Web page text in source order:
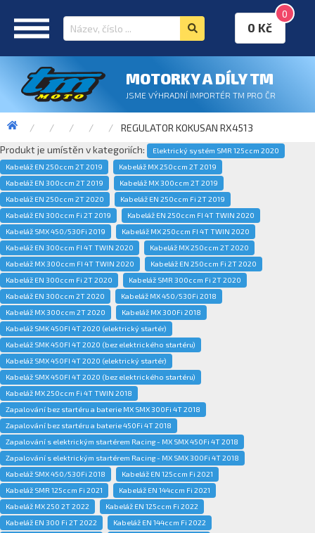
0
0 Kč
MOTORKY A DÍLY TM
JSME VÝHRADNÍ IMPORTÉR TM PRO ČR
REGULATOR KOKUSAN RX4513
Produkt je umístěn v kategoriích:
Elektrický systém SMR 125ccm 2020
Kabeláž EN 250ccm 2T 2019
Kabeláž MX 250ccm 2T 2019
Kabeláž EN 300ccm 2T 2019
Kabeláž MX 300ccm 2T 2019
Kabeláž EN 250ccm 2T 2020
Kabeláž EN 250ccm Fi 2T 2019
Kabeláž EN 300ccm Fi 2T 2019
Kabeláž EN 250ccm FI 4T TWIN 2020
Kabeláž SMX 450/530Fi 2019
Kabeláž MX 250ccm FI 4T TWIN 2020
Kabeláž EN 300ccm FI 4T TWIN 2020
Kabeláž MX 250ccm 2T 2020
Kabeláž MX 300ccm FI 4T TWIN 2020
Kabeláž EN 250ccm Fi 2T 2020
Kabeláž EN 300ccm Fi 2T 2020
Kabeláž SMR 300ccm Fi 2T 2020
Kabeláž EN 300ccm 2T 2020
Kabeláž MX 450/530Fi 2018
Kabeláž MX 300ccm 2T 2020
Kabeláž MX 300Fi 2018
Kabeláž SMK 450FI 4T 2020 (elektrický startér)
Kabeláž SMK 450FI 4T 2020 (bez elektrického startéru)
Kabeláž SMX 450FI 4T 2020 (elektrický startér)
Kabeláž SMX 450FI 4T 2020 (bez elektrického startéru)
Kabeláž MX 250ccm Fi 4T TWIN 2018
Zapalování bez startéru a baterie MX SMX 300Fi 4T 2018
Zapalování bez startéru a baterie 450Fi 4T 2018
Zapalování s elektrickým startérem Racing - MX SMX 450Fi 4T 2018
Zapalování s elektrickým startérem Racing - MX SMX 300Fi 4T 2018
Kabeláž SMX 450/530Fi 2018
Kabeláž EN 125ccm Fi 2021
Kabeláž SMR 125ccm Fi 2021
Kabeláž EN 144ccm Fi 2021
Kabeláž MX 250 2T 2022
Kabeláž EN 125ccm Fi 2022
Kabeláž EN 300 Fi 2T 2022
Kabeláž EN 144ccm Fi 2022